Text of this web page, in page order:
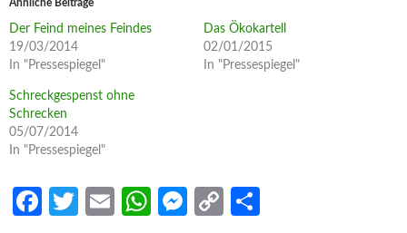
Ähnliche Beiträge
Der Feind meines Feindes
19/03/2014
In "Pressespiegel"
Das Ökokartell
02/01/2015
In "Pressespiegel"
Schreckgespenst ohne
Schrecken
05/07/2014
In "Pressespiegel"
Fa
T
E
W
M
C